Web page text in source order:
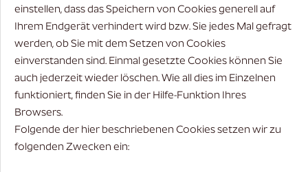
einstellen, dass das Speichern von Cookies generell auf
Ihrem Endgerät verhindert wird bzw. Sie jedes Mal gefragt
werden, ob Sie mit dem Setzen von Cookies
einverstanden sind. Einmal gesetzte Cookies können Sie
auch jederzeit wieder löschen. Wie all dies im Einzelnen
funktioniert, finden Sie in der Hilfe-Funktion Ihres
Browsers.
Folgende der hier beschriebenen Cookies setzen wir zu
folgenden Zwecken ein: